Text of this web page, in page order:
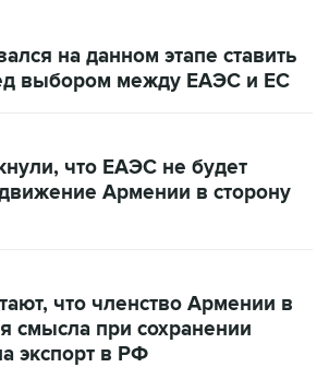
на данном этапе ставить
выбором между ЕАЭС и ЕС
что ЕАЭС не будет
Армении в сторону
что членство Армении в
смысла при сохранении
экспорт в РФ